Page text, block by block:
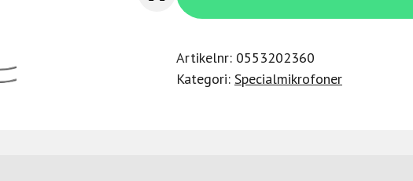
Performance
conference
Artikelnr: 0553202360
Kategori: Specialmikrofoner